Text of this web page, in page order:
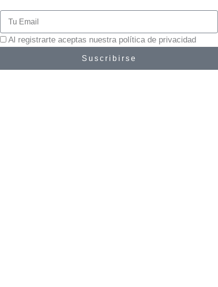
Email
Al registrarte aceptas nuestra política de privacidad
Suscribirse